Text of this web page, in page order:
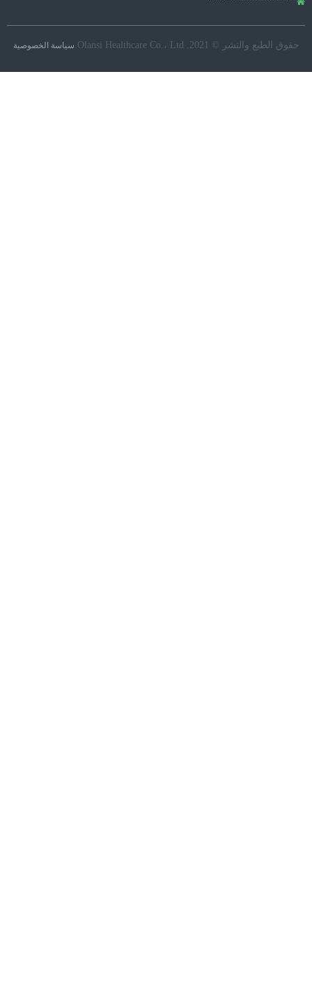
حقوق الطبع والنشر © 2021. Olansi Healthcare Co.، Ltd. سياسة الخصوصية